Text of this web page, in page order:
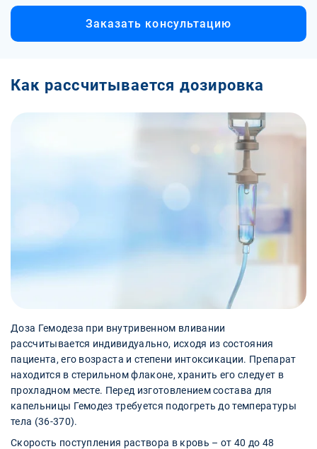
Заказать консультацию
Как рассчитывается дозировка
Доза Гемодеза при внутривенном вливании
рассчитывается индивидуально, исходя из состояния
пациента, его возраста и степени интоксикации. Препарат
находится в стерильном флаконе, хранить его следует в
прохладном месте. Перед изготовлением состава для
капельницы Гемодез требуется подогреть до температуры
тела (36-370).
Скорость поступления раствора в кровь – от 40 до 48